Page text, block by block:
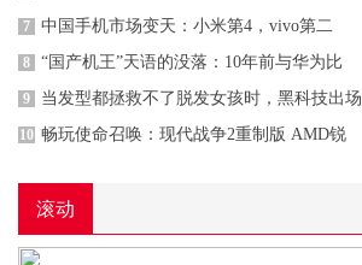
7 中国手机市场变天：小米第4，vivo第二
8 “国产机王”天语的没落：10年前与华为比
9 当发型都拯救不了脱发女孩时，黑科技出场
10 畅玩使命召唤：现代战争2重制版 AMD锐
滚动